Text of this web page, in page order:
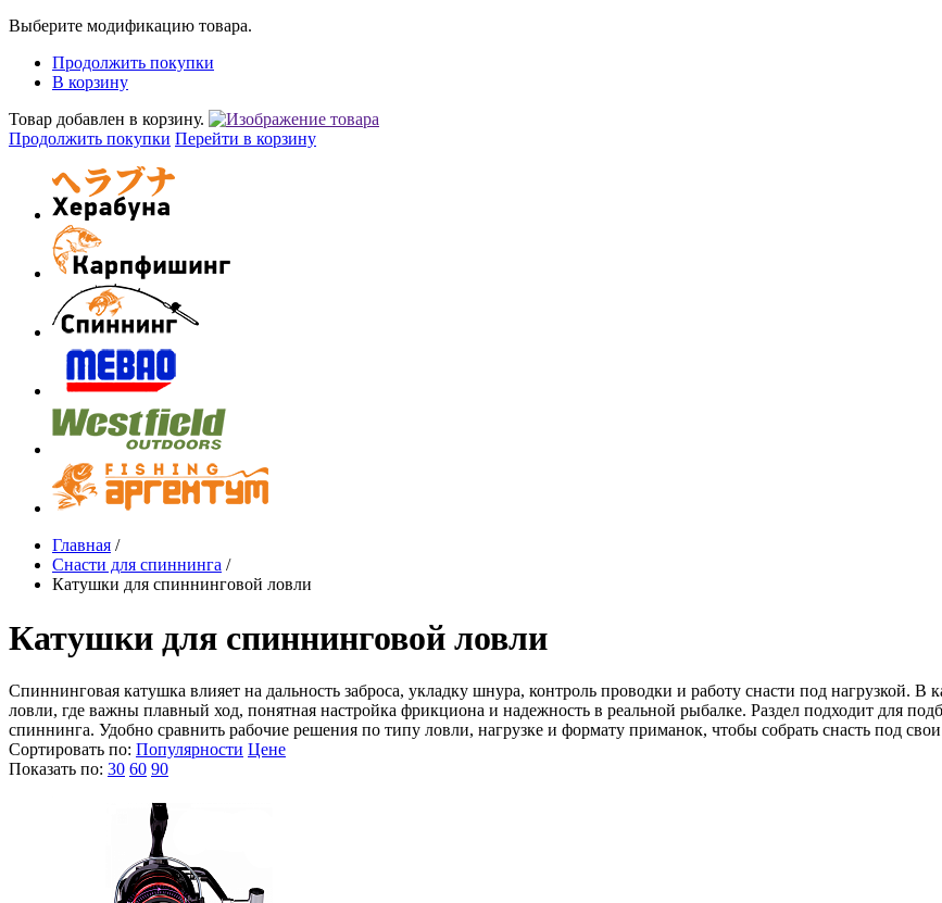
Выберите модификацию товара.
Продолжить покупки
В корзину
Товар добавлен в корзину.
Продолжить покупки Перейти в корзину
Главная /
Снасти для спиннинга /
Катушки для спиннинговой ловли
Катушки для спиннинговой ловли
Спиннинговая катушка влияет на дальность заброса, укладку шнура, контроль проводки и работу снасти под нагрузкой.
ловли, где важны плавный ход, понятная настройка фрикциона и надежность в реальной рыбалке. Раздел подходит для
спиннинга. Удобно сравнить рабочие решения по типу ловли, нагрузке и формату приманок, чтобы собрать снасть под
Сортировать по: Популярности Цене
Показать по: 30 60 90